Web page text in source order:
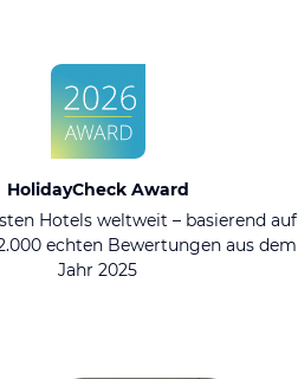
HolidayCheck Award
Hotels weltweit – basierend auf
echten Bewertungen aus dem
Jahr 2025